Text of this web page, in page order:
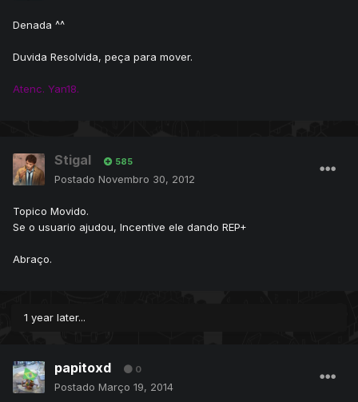
Denada ^^
Duvida Resolvida, peça para mover.
Atenc. Yan18.
Stigal 585
Postado Novembro 30, 2012
Topico Movido.
Se o usuario ajudou, Incentive ele dando REP+
Abraço.
1 year later...
papitoxd 0
Postado Março 19, 2014